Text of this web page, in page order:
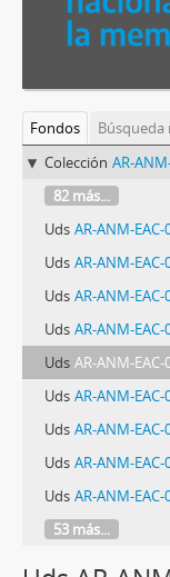
Fondos
Búsqueda
Colección AR-
82 más...
Uds AR-ANM-EAC-083 -
Uds AR-ANM-EAC-084 -
Uds AR-ANM-EAC-085 -
Uds AR-ANM-EAC-086 -
Uds AR-ANM-EAC-087 -
Uds AR-ANM-EAC-088 -
Uds AR-ANM-EAC-089 - Cartas
Uds AR-ANM-EAC-090 -
Uds AR-ANM-EAC-091 -
53 más...